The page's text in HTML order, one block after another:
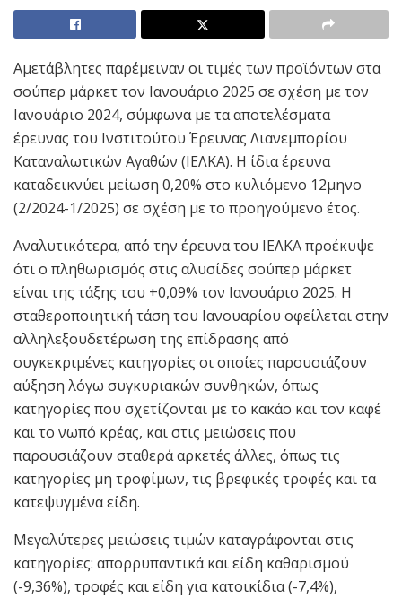
Αμετάβλητες παρέμειναν οι τιμές των προϊόντων στα
σούπερ μάρκετ τον Ιανουάριο 2025 σε σχέση με τον
Ιανουάριο 2024, σύμφωνα με τα αποτελέσματα
έρευνας του Ινστιτούτου Έρευνας Λιανεμπορίου
Καταναλωτικών Αγαθών (ΙΕΛΚΑ). Η ίδια έρευνα
καταδεικνύει μείωση 0,20% στο κυλιόμενο 12μηνο
(2/2024-1/2025) σε σχέση με το προηγούμενο έτος.
Αναλυτικότερα, από την έρευνα του ΙΕΛΚΑ προέκυψε
ότι ο πληθωρισμός στις αλυσίδες σούπερ μάρκετ
είναι της τάξης του +0,09% τον Ιανουάριο 2025. Η
σταθεροποιητική τάση του Ιανουαρίου οφείλεται στην
αλληλεξουδετέρωση της επίδρασης από
συγκεκριμένες κατηγορίες οι οποίες παρουσιάζουν
αύξηση λόγω συγκυριακών συνθηκών, όπως
κατηγορίες που σχετίζονται με το κακάο και τον καφέ
και το νωπό κρέας, και στις μειώσεις που
παρουσιάζουν σταθερά αρκετές άλλες, όπως τις
κατηγορίες μη τροφίμων, τις βρεφικές τροφές και τα
κατεψυγμένα είδη.
Μεγαλύτερες μειώσεις τιμών καταγράφονται στις
κατηγορίες: απορρυπαντικά και είδη καθαρισμού
(-9,36%), τροφές και είδη για κατοικίδια (-7,4%),